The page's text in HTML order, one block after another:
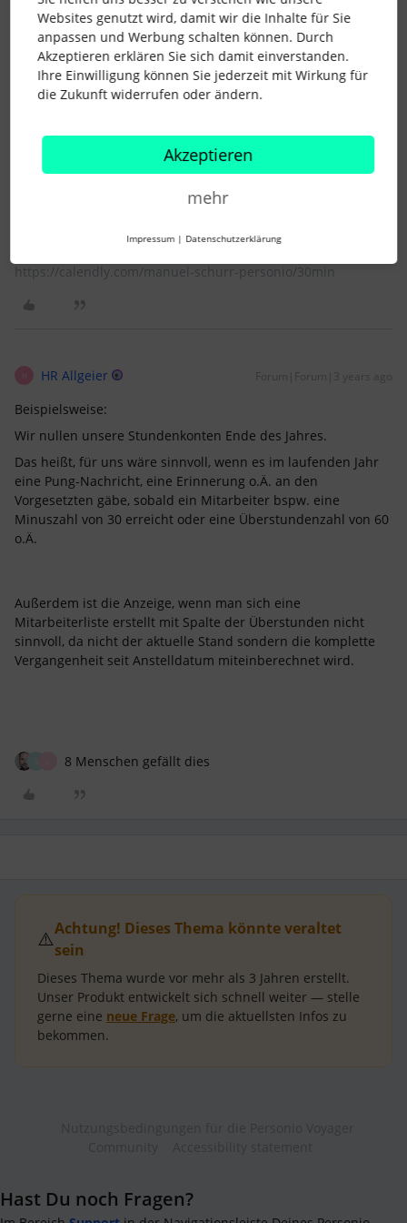
Überstundenlimits).
@Jana Allgeierfür mein Verständnis: wie würde denn eine
optimale Lösung dafür für euch aussehen? Geht es um
tägliche/ wöchentliche/ monatliche/ allgemeine Kontostände?
Mitarbeitende) konfigurieren können?
Mein Team unterstützt HR-Manager und Vorgesetzte dabei,
sicherzustellen. Wenn ihr mit mir dazu sprechen möchtet,
https://calendly.com/manuel-schurr-personio/30min
HR Allgeier Forum|Forum|3 years ago
Beispielsweise:
Wir nullen unsere Stundenkonten Ende des Jahres.
Das heißt, für uns wäre sinnvoll, wenn es im laufenden Jahr
eine Pung-Nachricht, eine Erinnerung o.Ä. an den
Vorgesetzten gäbe, sobald ein Mitarbeiter bspw. eine
Minuszahl von 30 erreicht oder eine Überstundenzahl von 60
o.Ä.
Außerdem ist die Anzeige, wenn man sich eine
Mitarbeiterliste erstellt mit Spalte der Überstunden nicht
sinnvoll, da nicht der aktuelle Stand sondern die komplette
Vergangenheit seit Anstelldatum miteinberechnet wird.
8 Menschen gefällt dies
⚠️Achtung! Dieses Thema könnte veraltet
sein
Dieses Thema wurde vor mehr als 3 Jahren erstellt.
Unser Produkt entwickelt sich schnell weiter — stelle
gerne eine neue Frage, um die aktuellsten Infos zu
bekommen.
Hast Du noch Fragen?
Websites genutzt wird, damit wir die Inhalte für Sie
anpassen und Werbung schalten können. Durch
Akzeptieren erklären Sie sich damit einverstanden.
Ihre Einwilligung können Sie jederzeit mit Wirkung für
die Zukunft widerrufen oder ändern.
Akzeptieren
mehr
Impressum | Datenschutzerklärung